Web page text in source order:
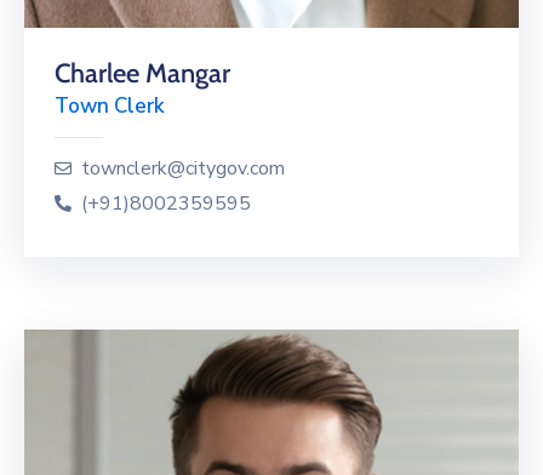
Charlee Mangar
Town Clerk
townclerk@citygov.com
(+91)8002359595